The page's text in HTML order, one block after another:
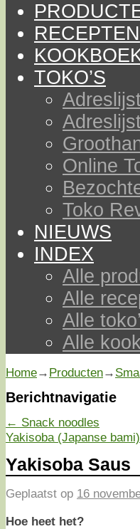
RECEPTEN
TOKO’S
Online
Toko
NIEUWS
INDEX
Alle
Alle
Alle
Alle
Home→ Producten→
Berichtnavigatie
← Snack noodles
Yakisoba (Japanse bami)
Yakisoba Saus
Geplaatst op 16
Hoe heet het?